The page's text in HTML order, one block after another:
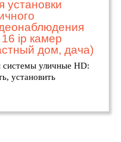
установки
ip камер
дом, дача)
системы уличные HD:
установить